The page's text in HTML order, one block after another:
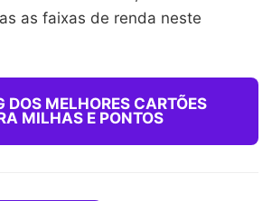
as faixas de renda neste
DOS MELHORES CARTÕES
MILHAS E PONTOS